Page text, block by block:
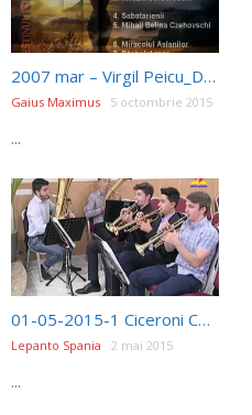
2007 mar – Virgil Peicu_Destinul poporului roman – 5.Mihail Belina Czehovschi iCer
Gaius Maximus 5 octombrie 2015
...
01-05-2015-1 Ciceroni Comanescu
Lepanto Spania 2 mai 2015
...